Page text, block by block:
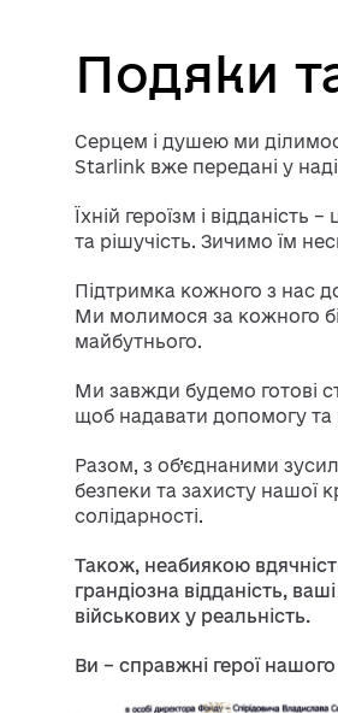
Подяки
Серцем і душею ми
Starlink вже передані у
Їхній героїзм і
та рішучість. Зичимо їм
Підтримка кожного з нас
Ми молимося за кожного
майбутнього.
Ми завжди будемо готові
щоб надавати допомогу
Разом, з об’єднаними
безпеки та захисту нашої
солідарності.
Також, неабиякою
грандіозна відданість,
військових у реальність.
Ви – справжні герої